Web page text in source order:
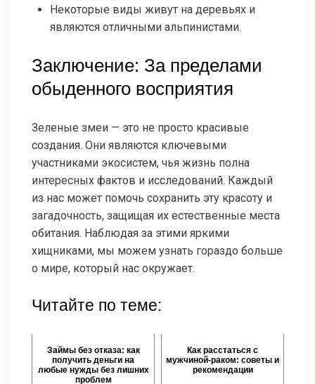
Некоторые виды живут на деревьях и
являются отличными альпинистами.
Заключение: За пределами
обыденного восприятия
Зеленые змеи — это не просто красивые
создания. Они являются ключевыми
участниками экосистем, чья жизнь полна
интересных фактов и исследований. Каждый
из нас может помочь сохранить эту красоту и
загадочность, защищая их естественные места
обитания. Наблюдая за этими яркими
хищниками, мы можем узнать гораздо больше
о мире, который нас окружает.
Читайте по теме:
Займы без отказа: как
получить деньги на
любые нужды без лишних
проблем
Как расстаться с
мужчиной-раком: советы и
рекомендации